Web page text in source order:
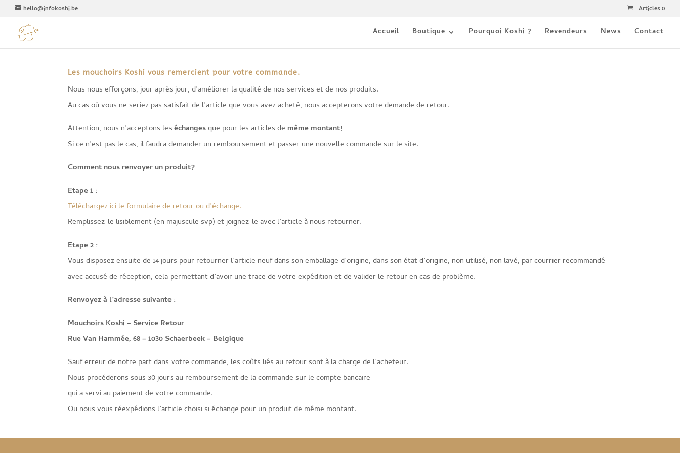
hello@infokoshi.be Articles 0
Accueil Boutique Pourquoi Koshi ? Revendeurs News Contact
Les mouchoirs Koshi vous remercient pour votre commande.
Nous nous efforçons, jour après jour, d’améliorer la qualité de nos services et de nos produits.
Au cas où vous ne seriez pas satisfait de l’article que vous avez acheté, nous accepterons votre demande de retour.
Attention, nous n’acceptons leséchangesque pour les articles de même montant!
Si ce n’est pas le cas, il faudra demander un remboursement et passer une nouvelle commande sur le site.
Comment nous renvoyer un produit?
Etape 1 :
Téléchargez ici le formulaire de retour ou d’échange.
Remplissez-le lisiblement (en majuscule svp) et joignez-le avec l’article à nous retourner.
Etape 2 :
Vous disposez ensuite de 14 jours pour retourner l’article neuf dans son emballage d’origine, dans son état d’origine, non utilisé, non lavé, par courrier recommandé
avec accusé de réception, cela permettant d’avoir une trace de votre expédition et de valider le retour en cas de problème.
Renvoyez à l’adresse suivante :
Mouchoirs Koshi – Service Retour
Rue Van Hammée, 68 – 1030 Schaerbeek – Belgique
Sauf erreur de notre part dans votre commande, les coûts liés au retour sont à la charge de l’acheteur.
Nous procéderons sous 30 jours au remboursement de la commande sur le compte bancaire
qui a servi au paiement de votre commande.
Ou nous vous réexpédions l’article choisi si échange pour un produit de même montant.